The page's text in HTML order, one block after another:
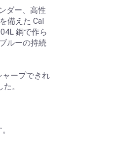
ダー、高性
備えた Cal
鋼で作ら
ルーの持続
ープできれ
。